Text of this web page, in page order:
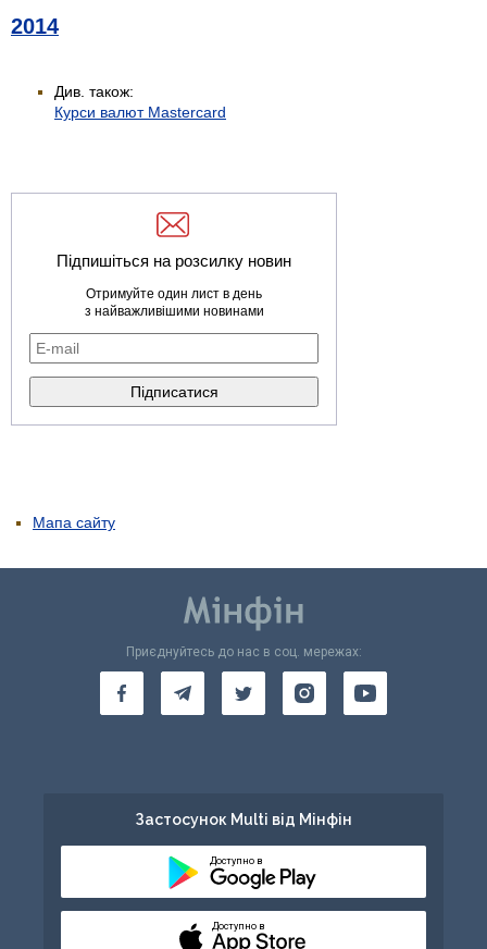
2014
Див. також:
Курси валют Mastercard
Підпишіться на розсилку новин
Отримуйте один лист в день
з найважливішими новинами
Мапа сайту
Приєднуйтесь до нас в соц. мережах:
Застосунок Multi від Мінфін
Доступно в
Доступно в